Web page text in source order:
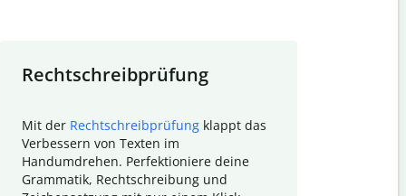
Rechtschreibprüfung
Mit der Rechtschreibprüfung klappt das
Verbessern von Texten im
Handumdrehen. Perfektioniere deine
Grammatik, Rechtschreibung und